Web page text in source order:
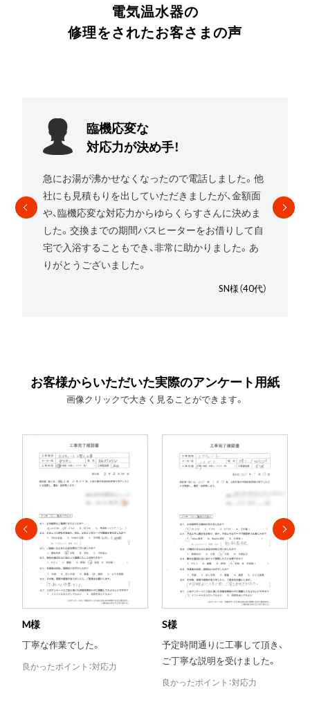
電気温水器の
修理をされたお客さまの声
お願いして
良かったです!
エコキュートを使用していましたがガスの給湯器に
したいことをお伝えするとすぐに段取りを組んでく
れました。高いものを売りつけられるんじゃないか
と少し心配でしたが、ゆらくらすさんにお願いして
良かったです。笑
お客様からいただいた実際のアンケート用紙
画像クリックで大きく見ることができます。
S様
予定時間通りに工事して頂き、
ご丁寧な説明を受けました。
T様
当日対応がとても助かりまし
た。
良かったポイント：評判